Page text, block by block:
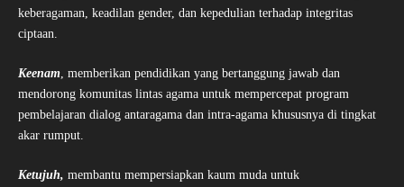
keberagaman, keadilan gender, dan kepedulian terhadap integritas
ciptaan.
Keenam , memberikan pendidikan yang bertanggung jawab dan
mendorong komunitas lintas agama untuk mempercepat program
pembelajaran dialog antaragama dan intra-agama khususnya di tingkat
akar rumput.
Ketujuh, membantu mempersiapkan kaum muda untuk